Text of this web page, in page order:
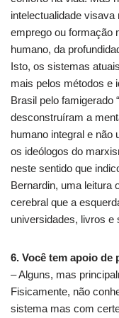
intelectualidade
emprego ou formação
humano, da
Isto, os sistemas
mais pelos métodos e
Brasil pelo famigerado
desconstruíram a
humano integral e não
os ideólogos do
neste sentido que
Bernardin, uma leitura
cerebral que a
universidades, livros e
6. Você tem apoio de
– Alguns, mas
Fisicamente, não
sistema mas com